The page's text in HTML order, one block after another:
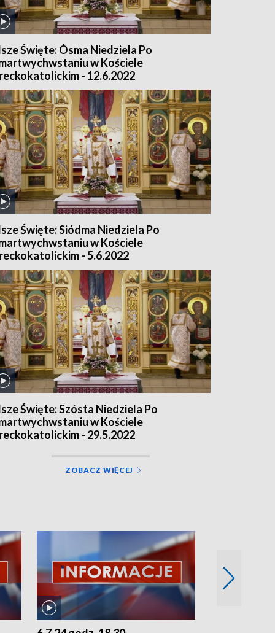
Święte: Ósma Niedziela Po
w Kościele
- 12.6.2022
Święte: Siódma Niedziela Po
w Kościele
- 5.6.2022
Święte: Szósta Niedziela Po
w Kościele
- 29.5.2022
ZOBACZ WIĘCEJ